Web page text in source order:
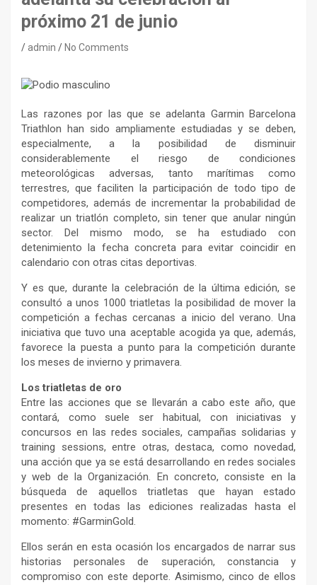
próximo 21 de junio
admin No Comments
Las razones por las que se adelanta Garmin Barcelona
Triathlon han sido ampliamente estudiadas y se deben,
especialmente, a la posibilidad de disminuir
considerablemente el riesgo de condiciones
meteorológicas adversas, tanto marítimas como
terrestres, que faciliten la participación de todo tipo de
competidores, además de incrementar la probabilidad de
realizar un triatlón completo, sin tener que anular ningún
sector. Del mismo modo, se ha estudiado con
detenimiento la fecha concreta para evitar coincidir en
calendario con otras citas deportivas.
Y es que, durante la celebración de la última edición, se
consultó a unos 1000 triatletas la posibilidad de mover la
competición a fechas cercanas a inicio del verano. Una
iniciativa que tuvo una aceptable acogida ya que, además,
favorece la puesta a punto para la competición durante
los meses de invierno y primavera.
Los triatletas de oro
Entre las acciones que se llevarán a cabo este año, que
contará, como suele ser habitual, con iniciativas y
concursos en las redes sociales, campañas solidarias y
training sessions, entre otras, destaca, como novedad,
una acción que ya se está desarrollando en redes sociales
y web de la Organización. En concreto, consiste en la
búsqueda de aquellos triatletas que hayan estado
presentes en todas las ediciones realizadas hasta el
momento: #GarminGold.
Ellos serán en esta ocasión los encargados de narrar sus
historias personales de superación, constancia y
compromiso con este deporte. Asimismo, cinco de ellos